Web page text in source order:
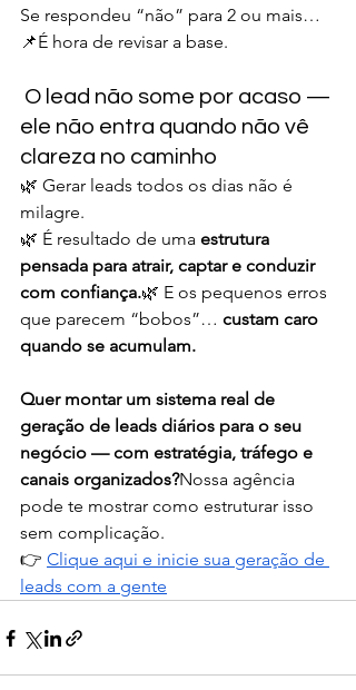
Se respondeu “não” para 2 ou mais…
📌É hora de revisar a base.
ele não entra quando não vê
clareza no caminho
🌿 Gerar leads todos os dias não é
milagre.
🌿 É resultado de uma estrutura
pensada para atrair, captar e conduzir
com confiança.🌿 E os pequenos erros
que parecem “bobos”… custam caro
quando se acumulam.
Quer montar um sistema real de
geração de leads diários para o seu
negócio — com estratégia, tráfego e
canais organizados?Nossa agência
pode te mostrar como estruturar isso
sem complicação.
👉 Clique aqui e inicie sua geração de
leads com a gente